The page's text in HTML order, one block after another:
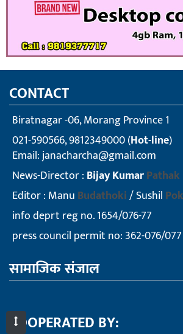
CONTACT
Biratnagar -06, Morang Province 1
021-590566, 9812349000 (Hot-line)
Email:janacharcha@gmail.com
News-Director : Bijay KumarPathak
Editor : Manu Budathoki/ Sushil
info deprt reg no. 1654/076-77
press council permit no: 362-076/077
सामाजिक संजाल
COOPERATED BY: